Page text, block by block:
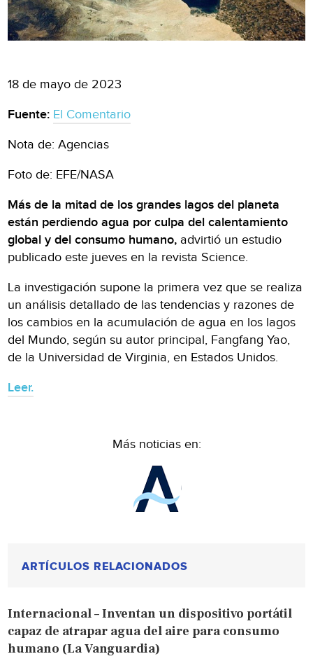
18 de mayo de 2023
Fuente: El Comentario
Nota de: Agencias
Foto de: EFE/NASA
Más de la mitad de los grandes lagos del planeta
están perdiendo agua por culpa del calentamiento
global y del consumo humano, advirtió un estudio
publicado este jueves en la revista Science.
La investigación supone la primera vez que se realiza
un análisis detallado de las tendencias y razones de
los cambios en la acumulación de agua en los lagos
del Mundo, según su autor principal, Fangfang Yao,
de la Universidad de Virginia, en Estados Unidos.
Leer.
Más noticias en:
ARTÍCULOS RELACIONADOS
Internacional – Inventan un dispositivo portátil
capaz de atrapar agua del aire para consumo
humano (La Vanguardia)